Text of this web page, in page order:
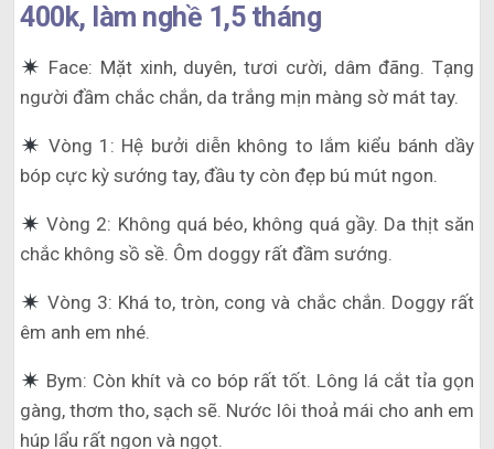
400k, làm nghề 1,5 tháng
Face: Mặt xinh, duyên, tươi cười, dâm đãng. Tạng
người đầm chắc chắn, da trắng mịn màng sờ mát tay.
Vòng 1: Hệ bưởi diễn không to lắm kiểu bánh dầy
bóp cực kỳ sướng tay, đầu ty còn đẹp bú mút ngon.
Vòng 2: Không quá béo, không quá gầy. Da thịt săn
chắc không sồ sề. Ôm doggy rất đầm sướng.
Vòng 3: Khá to, tròn, cong và chắc chắn. Doggy rất
êm anh em nhé.
Bym: Còn khít và co bóp rất tốt. Lông lá cắt tỉa gọn
gàng, thơm tho, sạch sẽ. Nước lôi thoả mái cho anh em
húp lẩu rất ngon và ngọt.